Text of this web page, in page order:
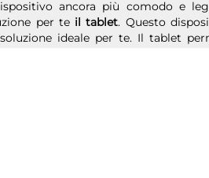
ancora più comodo e
per te il tablet. Questo
ideale per te. Il tablet